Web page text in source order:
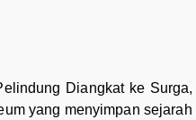
Diangkat ke
yang menyimpan